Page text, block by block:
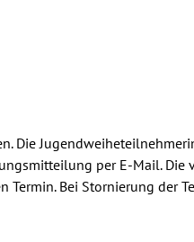
Die
per E-Mail. Die
Bei Stornierung der